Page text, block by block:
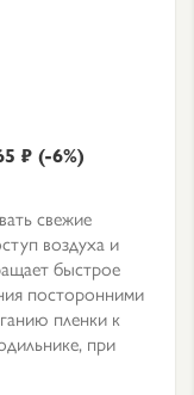
₽ (-6%)
свежие
воздуха и
быстрое
посторонними
пленки к
при